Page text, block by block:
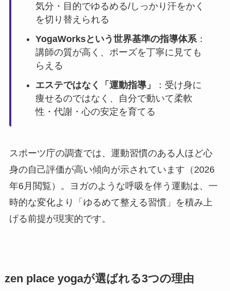
気分・目的でゆるめる/しっかり汗をかく
を切り替えられる
YogaWorksという世界基準の指導体系：
講師の質が高く、ポーズを丁寧に見ても
らえる
エステではなく「運動指導」
：受け身に
痩せるのではなく、自分で動いて柔軟
性・代謝・心の安定を育てる
スポーツ庁の調査では、運動習慣のある人ほど心
身の自己評価が高い傾向が示されています（2026
年6月閲覧）。ヨガのような呼吸を伴う運動は、一
時的な変化より「ゆるめて整える習慣」を積み上
げる前提が現実的です。
zen place yogaが選ばれる3つの理由